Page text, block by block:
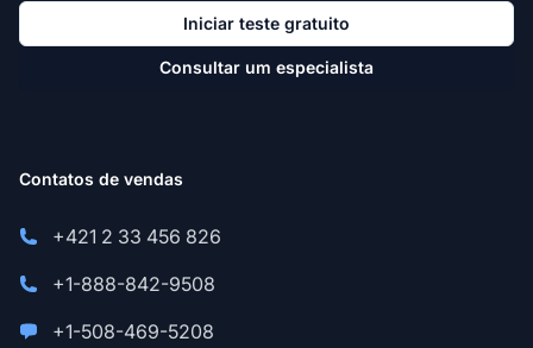
Iniciar teste gratuito
Consultar um especialista
Contatos de vendas
+421 2 33 456 826
+1-888-842-9508
+1-508-469-5208